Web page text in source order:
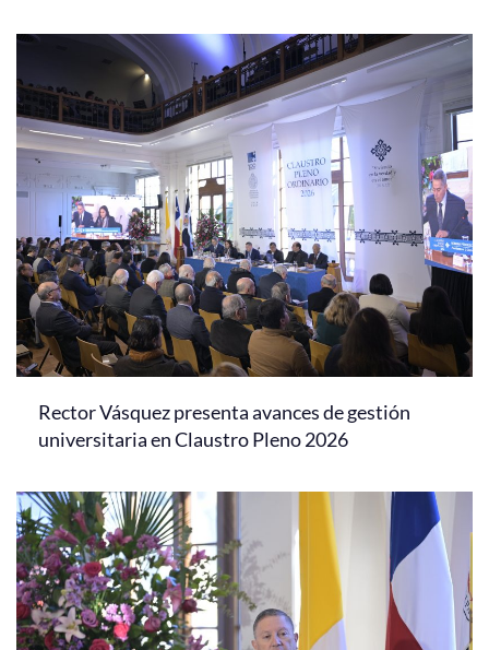
Rector Vásquez presenta avances de gestión
universitaria en Claustro Pleno 2026